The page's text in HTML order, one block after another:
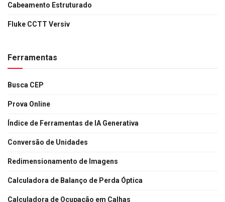
Cabeamento Estruturado
Fluke CCTT Versiv
Ferramentas
Busca CEP
Prova Online
Índice de Ferramentas de IA Generativa
Conversão de Unidades
Redimensionamento de Imagens
Calculadora de Balanço de Perda Óptica
Calculadora de Ocupação em Calhas